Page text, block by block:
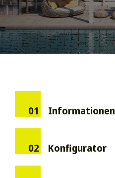
01 Informationen
02 Konfigurator